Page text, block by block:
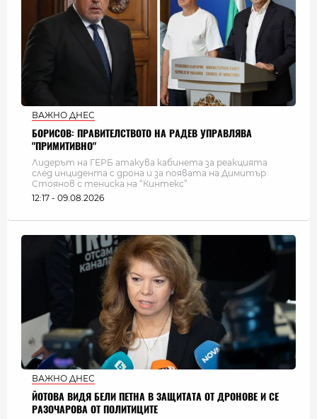
ВАЖНО ДНЕС
БОРИСОВ: ПРАВИТЕЛСТВОТО НА РАДЕВ УПРАВЛЯВА
"ПРИМИТИВНО"
Лидерът на ГЕРБ атакува кабинета за реакцията
след инцидента с дрона и за появата на Димитър
Стоянов с тениска на “Кинтекс”
12:17 - 09.08.2026
ВАЖНО ДНЕС
ЙОТОВА ВИДЯ БЕЛИ ПЕТНА В ЗАЩИТАТА ОТ ДРОНОВЕ И СЕ
РАЗОЧАРОВА ОТ ПОЛИТИЦИТЕ